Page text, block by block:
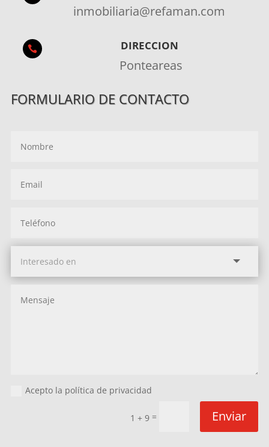
inmobiliaria@refaman.com
 DIRECCION
Ponteareas
FORMULARIO DE CONTACTO
Acepto la política de privacidad
1 + 9 = Enviar